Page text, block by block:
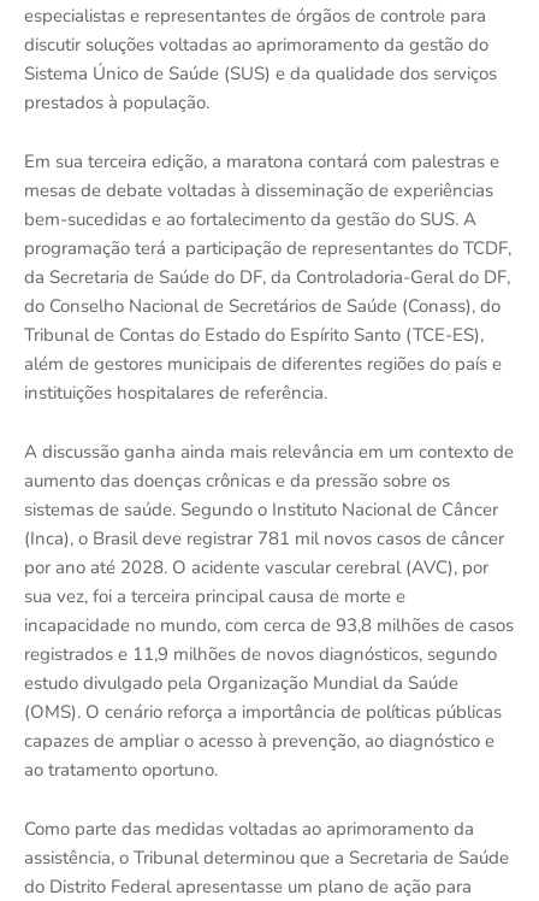
especialistas e representantes de órgãos de controle para
discutir soluções voltadas ao aprimoramento da gestão do
Sistema Único de Saúde (SUS) e da qualidade dos serviços
prestados à população.
Em sua terceira edição, a maratona contará com palestras e
mesas de debate voltadas à disseminação de experiências
bem-sucedidas e ao fortalecimento da gestão do SUS. A
programação terá a participação de representantes do TCDF,
da Secretaria de Saúde do DF, da Controladoria-Geral do DF,
do Conselho Nacional de Secretários de Saúde (Conass), do
Tribunal de Contas do Estado do Espírito Santo (TCE-ES),
além de gestores municipais de diferentes regiões do país e
instituições hospitalares de referência.
A discussão ganha ainda mais relevância em um contexto de
aumento das doenças crônicas e da pressão sobre os
sistemas de saúde. Segundo o Instituto Nacional de Câncer
(Inca), o Brasil deve registrar 781 mil novos casos de câncer
por ano até 2028. O acidente vascular cerebral (AVC), por
sua vez, foi a terceira principal causa de morte e
incapacidade no mundo, com cerca de 93,8 milhões de casos
registrados e 11,9 milhões de novos diagnósticos, segundo
estudo divulgado pela Organização Mundial da Saúde
(OMS). O cenário reforça a importância de políticas públicas
capazes de ampliar o acesso à prevenção, ao diagnóstico e
ao tratamento oportuno.
Como parte das medidas voltadas ao aprimoramento da
assistência, o Tribunal determinou que a Secretaria de Saúde
do Distrito Federal apresentasse um plano de ação para